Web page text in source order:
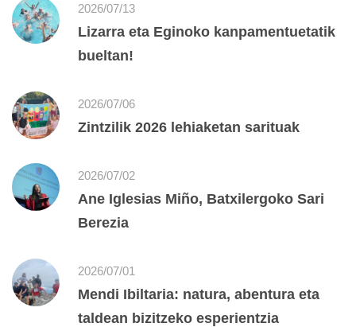
2026/07/13
Lizarra eta Eginoko kanpamentuetatik
bueltan!
2026/07/06
Zintzilik 2026 lehiaketan sarituak
2026/07/02
Ane Iglesias Miño, Batxilergoko Sari
Berezia
2026/07/01
Mendi Ibiltaria: natura, abentura eta
taldean bizitzeko esperientzia